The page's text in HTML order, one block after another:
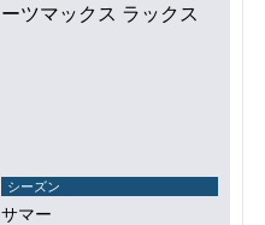
ーツマックス ラックス
シーズン
サマー